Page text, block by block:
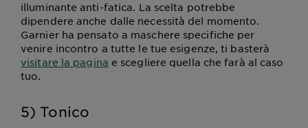
illuminante anti-fatica. La scelta potrebbe
dipendere anche dalle necessità del momento.
Garnier ha pensato a maschere specifiche per
venire incontro a tutte le tue esigenze, ti basterà
visitare la pagina e scegliere quella che farà al caso
tuo.
5) Tonico